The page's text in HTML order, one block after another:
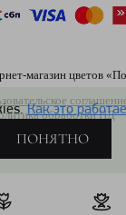
Как это
ПОНЯТНО
магазин цветов
обработки ПД